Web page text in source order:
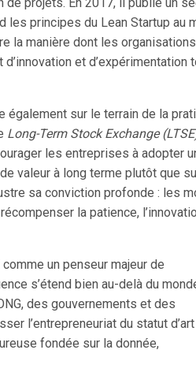
les principes du Lean Startup au
la manière dont les organisations
et d’expérimentation
également sur le terrain de la
Long-Term Stock Exchange
les entreprises à adopter
valeur à long terme plutôt que
sa conviction profonde : les
la patience,
un penseur majeur de
s’étend bien au-delà du
des gouvernements et des
l’entrepreneuriat du statut d’art
fondée sur la donnée,